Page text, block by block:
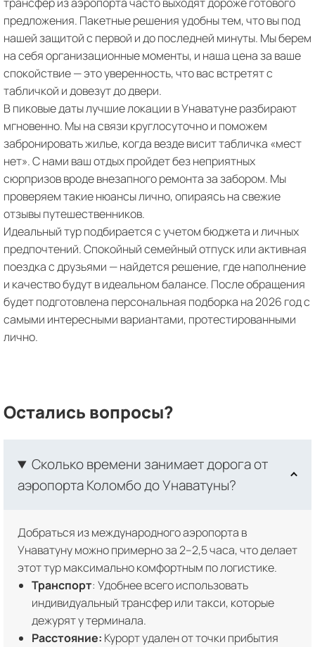
предложения. Пакетные решения удобны тем, что вы под
нашей защитой с первой и до последней минуты. Мы берем
на себя организационные моменты, и наша цена за ваше
спокойствие — это уверенность, что вас встретят с
табличкой и довезут до двери.
В пиковые даты лучшие локации в Унаватуне разбирают
мгновенно. Мы на связи круглосуточно и поможем
забронировать жилье, когда везде висит табличка «мест
нет». С нами ваш отдых пройдет без неприятных
сюрпризов вроде внезапного ремонта за забором. Мы
проверяем такие нюансы лично, опираясь на свежие
отзывы путешественников.
Идеальный тур подбирается с учетом бюджета и личных
предпочтений. Спокойный семейный отпуск или активная
поездка с друзьями — найдется решение, где наполнение
и качество будут в идеальном балансе. После обращения
будет подготовлена персональная подборка на 2026 год с
самыми интересными вариантами, протестированными
лично.
Остались вопросы?
Сколько времени занимает дорога от
аэропорта Коломбо до Унаватуны?
Добраться из международного аэропорта в
Унаватуну можно примерно за 2–2,5 часа, что делает
этот тур максимально комфортным по логистике.
Транспорт: Удобнее всего использовать
индивидуальный трансфер или такси, которые
дежурят у терминала.
Расстояние: Курорт удален от точки прибытия